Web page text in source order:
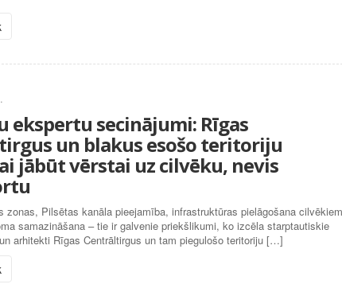
.
ekspertu secinājumi: Rīgas
un blakus esošo teritoriju
jābūt vērstai uz cilvēku, nevis
zonas, Pilsētas kanāla pieejamība, infrastruktūras pielāgošana cilvēkiem
samazināšana – tie ir galvenie priekšlikumi, ko izcēla starptautiskie
arhitekti Rīgas Centrāltirgus un tam piegulošo teritoriju […]